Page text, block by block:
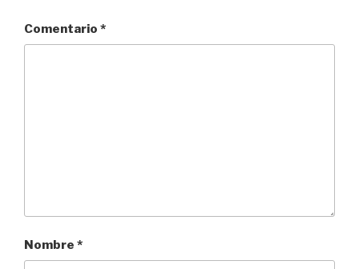
Comentario *
Nombre *